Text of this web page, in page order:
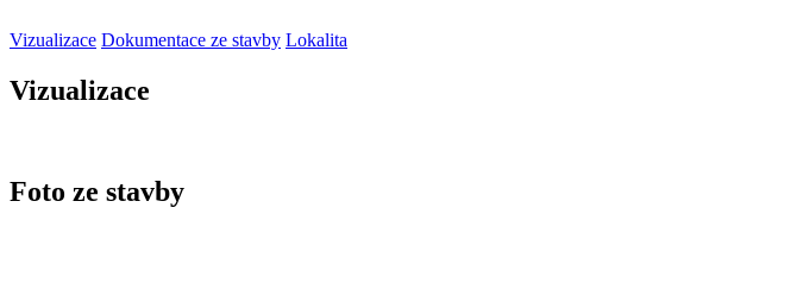
Vizualizace Dokumentace ze stavby Lokalita
Vizualizace
Foto ze stavby